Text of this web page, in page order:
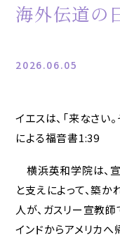
海外伝道の
2026.06.05
イエスは、「来なさい
による福音書1:39
横浜英和学院は、
と支えによって、築
人が、ガスリー宣教
インドからアメリカ